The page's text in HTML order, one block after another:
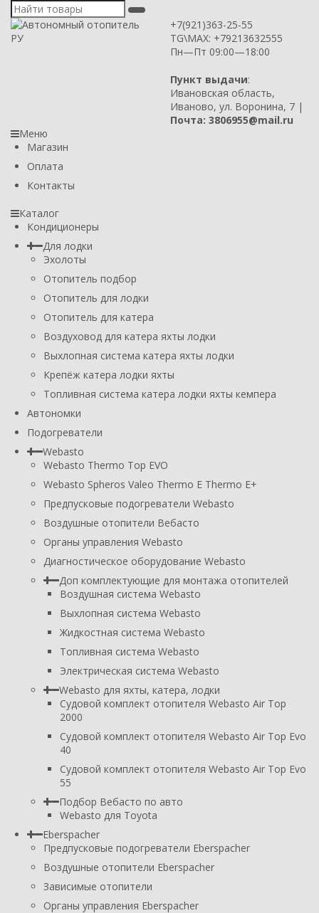
+7(921)363-25-55
TG\MAX: +79213632555
Пн—Пт 09:00—18:00
Пункт выдачи:
Ивановская область,
Иваново, ул. Воронина, 7 |
Почта: 3806955@mail.ru
Меню
Магазин
Оплата
Контакты
Каталог
Кондиционеры
Для лодки
Эхолоты
Отопитель подбор
Отопитель для лодки
Отопитель для катера
Воздуховод для катера яхты лодки
Выхлопная система катера яхты лодки
Крепёж катера лодки яхты
Топливная система катера лодки яхты кемпера
Автономки
Подогреватели
Webasto
Webasto Thermo Top EVO
Webasto Spheros Valeo Thermo E Thermo E+
Предпусковые подогреватели Webasto
Воздушные отопители Вебасто
Органы управления Webasto
Диагностическое оборудование Webasto
Доп комплектующие для монтажа отопителей
Воздушная система Webasto
Выхлопная система Webasto
Жидкостная система Webasto
Топливная система Webasto
Электрическая система Webasto
Webasto для яхты, катера, лодки
Судовой комплект отопителя Webasto Air Top
2000
Судовой комплект отопителя Webasto Air Top Evo
40
Судовой комплект отопителя Webasto Air Top Evo
55
Подбор Вебасто по авто
Webasto для Toyota
Eberspacher
Предпусковые подогреватели Eberspacher
Воздушные отопители Eberspacher
Зависимые отопители
Органы управления Eberspacher